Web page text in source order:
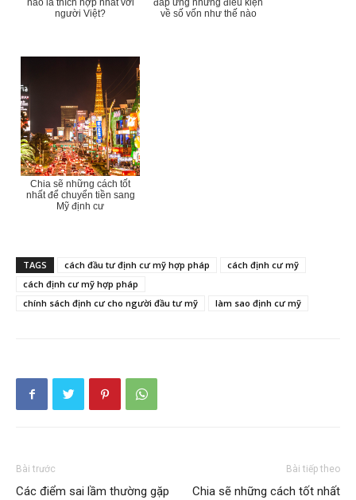
nào là thích hợp nhất với
người Việt?
đáp ứng những điều kiện
về số vốn như thế nào
Chia sẽ những cách tốt
nhất để chuyển tiền sang
Mỹ định cư
TAGS cách đầu tư định cư mỹ hợp pháp
cách định cư mỹ
cách định cư mỹ hợp pháp
chính sách định cư cho người đầu tư mỹ
làm sao định cư mỹ
Bài trước
Các điểm sai lầm thường gặp
Bài tiếp theo
Chia sẽ những cách tốt nhất